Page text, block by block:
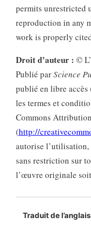
permits unrestricted
reproduction in any
work is properly
Droit d’auteur : ©
Publié parScience
publié en libre accès
les termes et
Commons
(http://
autorise
sans restriction sur
l’œuvre originale
Traduit de